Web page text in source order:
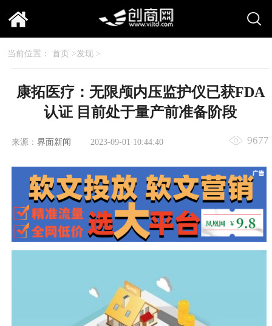
当前位置： 首页 >发现>
康拓医疗：无限颅内压监护仪已获FDA
认证 目前处于量产前准备阶段
来源： 界面新闻 2023-09-01 10:44:40 9677